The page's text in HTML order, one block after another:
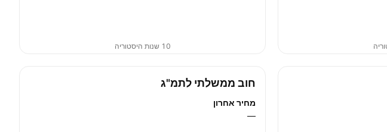
10 שנות היסטוריה
חוב ממשלתי לתמ"ג
מחיר אחרון
—